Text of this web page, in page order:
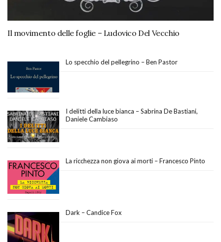
Il movimento delle foglie – Ludovico Del Vecchio
Lo specchio del pellegrino – Ben Pastor
I delitti della luce bianca – Sabrina De Bastiani,
Daniele Cambiaso
La ricchezza non giova ai morti – Francesco Pinto
Dark – Candice Fox